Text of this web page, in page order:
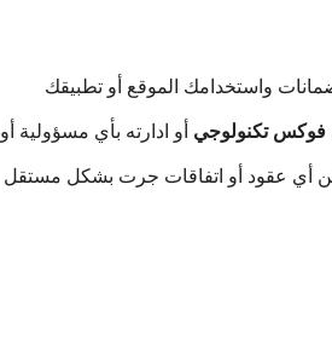
واستخدامك الموقع أو تطبيقك
فوكس تكنولوجي أو ادارته بأي مسؤولية أو
عن أي عقود أو اتفاقات جرت بشكل مستقل